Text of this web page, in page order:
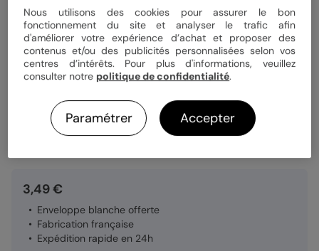
Format 12x17 cm
Quantité 1 carte
3,49 €
Enveloppe blanche offerte
Fabrication française
Expédition rapide en 24h
Nous utilisons des cookies pour assurer le bon
fonctionnement du site et analyser le trafic afin
d'améliorer votre expérience d’achat et proposer des
contenus et/ou des publicités personnalisées selon vos
centres d’intérêts. Pour plus d'informations, veuillez
consulter notre politique de confidentialité.
Paramétrer Accepter